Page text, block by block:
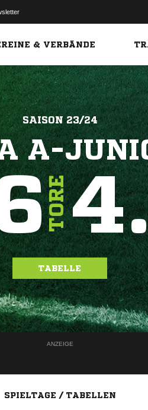
& VERBÄNDE
SAISON 23/24
A-
TORE
TABELLE
ANZEIGE
SPIELTAGE / TABELLEN